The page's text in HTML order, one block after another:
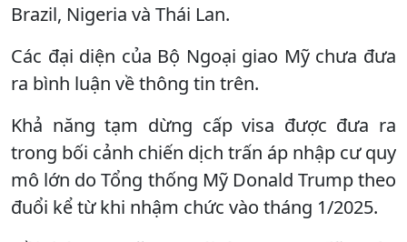
Brazil, Nigeria và Thái Lan.
Các đại diện của Bộ Ngoại giao Mỹ chưa đưa
ra bình luận về thông tin trên.
Khả năng tạm dừng cấp visa được đưa ra
trong bối cảnh chiến dịch trấn áp nhập cư quy
mô lớn do Tổng thống Mỹ Donald Trump theo
đuổi kể từ khi nhậm chức vào tháng 1/2025.